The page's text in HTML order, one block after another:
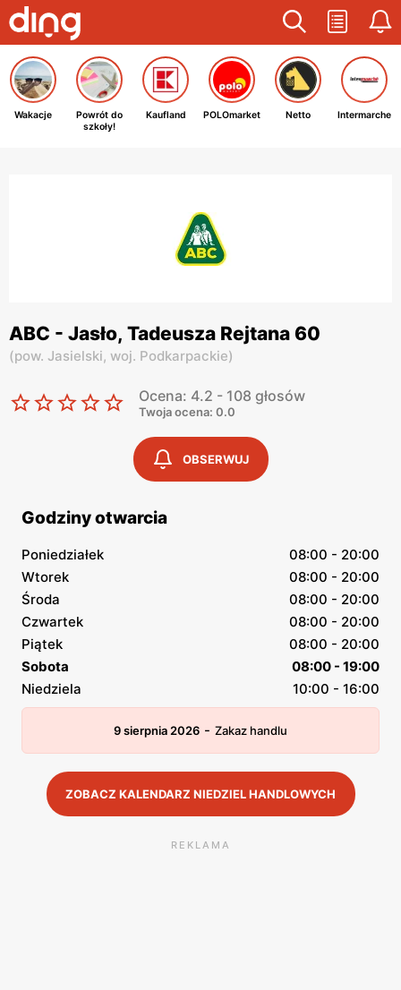
Wakacje
Powrót do
szkoły!
Kaufland POLOmarket Netto Intermarche
ABC - Jasło, Tadeusza Rejtana 60
(pow. Jasielski, woj. Podkarpackie)
Ocena: 4.2 - 108 głosów
Twoja ocena: 0.0
OBSERWUJ
Godziny otwarcia
Poniedziałek
08:00 - 20:00
Wtorek
08:00 - 20:00
Środa
08:00 - 20:00
Czwartek
08:00 - 20:00
Piątek
08:00 - 20:00
Sobota
08:00 - 19:00
Niedziela
10:00 - 16:00
9 sierpnia 2026 - Zakaz handlu
ZOBACZ KALENDARZ NIEDZIEL HANDLOWYCH
REKLAMA